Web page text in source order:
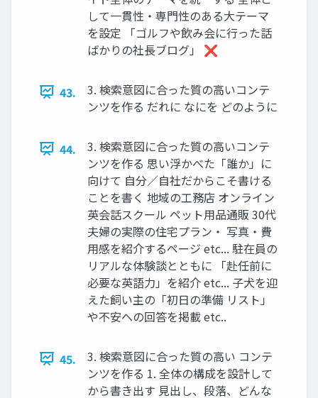
して一貫性・専門性のある大テーマ
を設定 「ゴルフや飲み会に行った話
ばかりの社長ブログ」 ❌️
43.
3. 検索意図に合った質の高いコンテ
ンツを作る だれに なにを どのように
44.
3. 検索意図に合った質の高いコンテ
ンツを作る 思い浮かべた「誰か」に
向けて 自分／自社だからこそ書ける
ことを書く 地域の工務店 オンライン
英会話スクール ペット用品通販 30代
夫婦の実際の住宅プラン・ 写真・費
用感を紹介するページ etc... 駐在員の
リアルな体験談とともに 「赴任前に
必要な英語力」を紹介 etc... 子犬を迎
えた飼い主の「初日の準備 リスト」
や不安への回答を掲載 etc..
45.
3. 検索意図に合った質の高い コンテ
ンツを作る 1. 全体の構成を設計して
から書き出す 見出し、段落、どんな